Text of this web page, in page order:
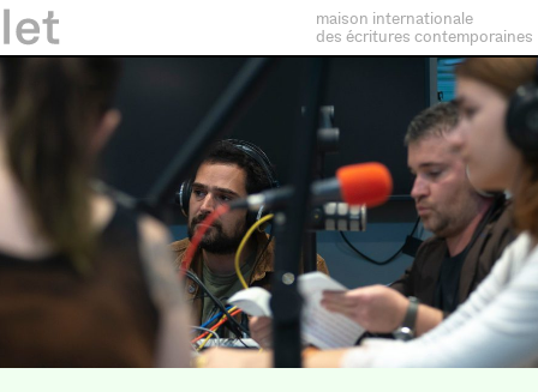
maison internationale
des écritures contemporaines